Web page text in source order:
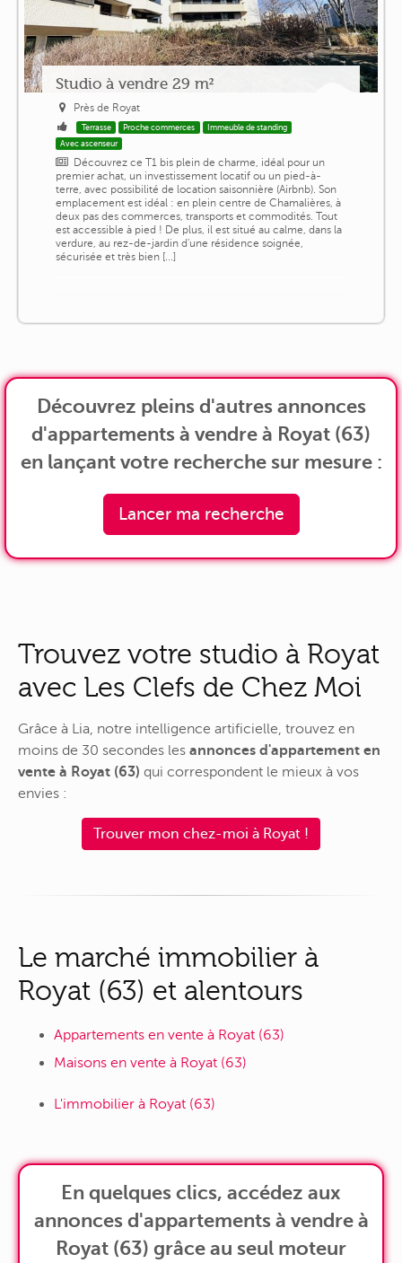
Studio à vendre 29 m²
Près de Royat
Terrasse Proche commerces
Immeuble de standing
Avec ascenseur
Découvrez ce T1 bis plein de charme, idéal pour un
premier achat, un investissement locatif ou un pied-à-
terre, avec possibilité de location saisonnière (Airbnb). Son
emplacement est idéal : en plein centre de Chamalières, à
deux pas des commerces, transports et commodités. Tout
est accessible à pied ! De plus, il est situé au calme, dans la
verdure, au rez-de-jardin d'une résidence soignée,
sécurisée et très bien [...]
Découvrez pleins d'autres annonces
d'appartements à vendre à Royat (63)
en lançant votre recherche sur mesure :
Lancer ma recherche
Trouvez votre studio à Royat
avec Les Clefs de Chez Moi
Grâce à Lia, notre intelligence artificielle, trouvez en
moins de 30 secondes les annonces d'appartement en
vente à Royat (63) qui correspondent le mieux à vos
envies :
Trouver mon chez-moi à Royat !
Le marché immobilier à
Royat (63) et alentours
Appartements en vente à Royat (63)
Maisons en vente à Royat (63)
L'immobilier à Royat (63)
En quelques clics, accédez aux
annonces d'appartements à vendre à
Royat (63) grâce au seul moteur